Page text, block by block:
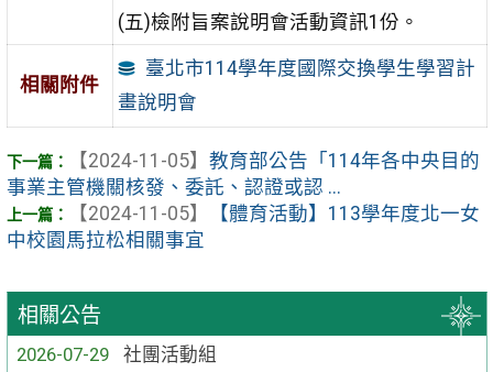
相關公告
2026-07-29
社團活動組
(五)檢附旨案說明會活動資訊1份。
相關附件
臺北市114學年度國際交換學生學習計
畫說明會
【2024-11-05】 教育部公告「114年各中央目的
事業主管機關核發、委託、認證或認 ...
【2024-11-05】
【體育活動】113學年度北一女
中校園馬拉松相關事宜